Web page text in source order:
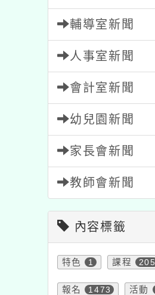
輔導室新聞
人事室新聞
會計室新聞
幼兒園新聞
家長會新聞
教師會新聞
內容標籤
特色 1 課程 205
報名 1473 活動